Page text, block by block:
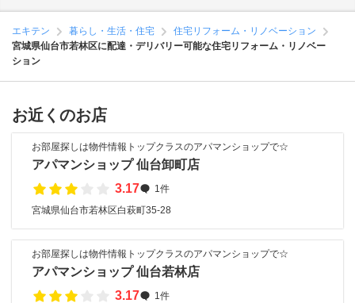
エキテン 暮らし・生活・住宅
住宅リフォーム・リノベーション
宮城県仙台市若林区に配達・デリバリー可能な住宅リフォーム・リノベー
ション
お近くのお店
お部屋探しは物件情報トップクラスのアパマンショップで☆
アパマンショップ 仙台卸町店
3.17
1件
宮城県仙台市若林区白萩町35-28
お部屋探しは物件情報トップクラスのアパマンショップで☆
アパマンショップ 仙台若林店
3.17
1件